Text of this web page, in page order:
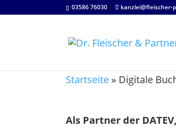
03586 76030 kanzlei@fleischer-
Startseite » Digitale
Als Partner der